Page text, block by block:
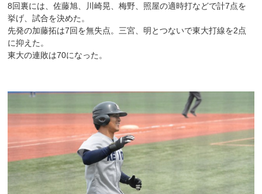
8回裏には、佐藤旭、川崎晃、梅野、照屋の適時打などで計7点を
挙げ、試合を決めた。
先発の加藤拓は7回を無失点。三宮、明とつないで東大打線を2点
に抑えた。
東大の連敗は70になった。